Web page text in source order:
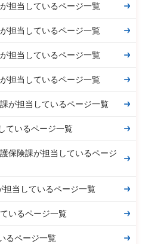
担当しているページ一覧
担当しているページ一覧
担当しているページ一覧
担当しているページ一覧
が担当しているページ一覧
ているページ一覧
保険課が担当しているページ
当しているページ一覧
いるページ一覧
るページ一覧